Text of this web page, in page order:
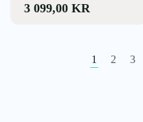
3 099,00 KR
1 2 3